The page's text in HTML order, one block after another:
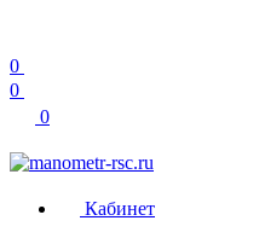
0
0
0
Кабинет